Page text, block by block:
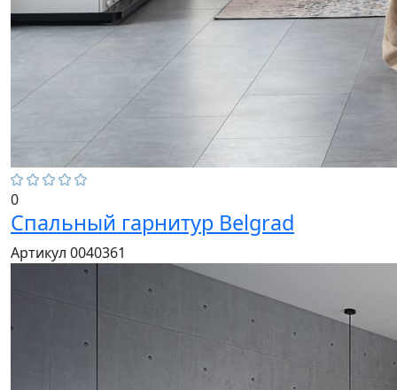
0
Спальный гарнитур Belgrad
Артикул 0040361